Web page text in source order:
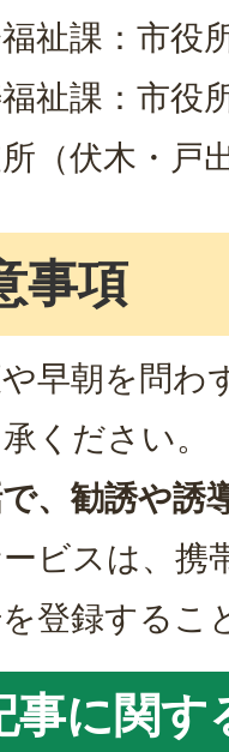
祉課：市役
祉課：市役
（伏木・戸
事項
早朝を問わ
ください。
、勧誘や誘
ビスは、携
登録するこ
事に関